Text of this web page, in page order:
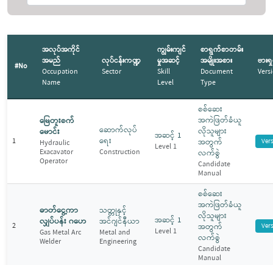
#No
အလုပ်အကိုင်
အမည်
Occupation
Name
လုပ်ငန်းကဏ္ဍ
Sector
ကျွမ်းကျင်
မှုအဆင့်
Skill
Level
စာရွက်စာတမ်း
အမျိုးအစား
Document
Type
ဗား
1
မြေတူးစက်
မောင်း
Hydraulic
Exacavator
Operator
ဆောက်လုပ်
ရေး
Construction
အဆင့် 1
Level 1
စစ်ဆေး
အကဲဖြတ်ခံယူ
လိုသူများ
အတွက်
လက်စွဲ
Candidate
Manual
2
ဓာတ်ငွေ့ကာ
လျှပ်ပန်း ဂဟေ
Gas Metal Arc
Welder
သတ္တုနှင့်
အင်ဂျင်နီယာ
Metal and
Engineering
အဆင့် 1
Level 1
စစ်ဆေး
အကဲဖြတ်ခံယူ
လိုသူများ
အတွက်
လက်စွဲ
Candidate
Manual